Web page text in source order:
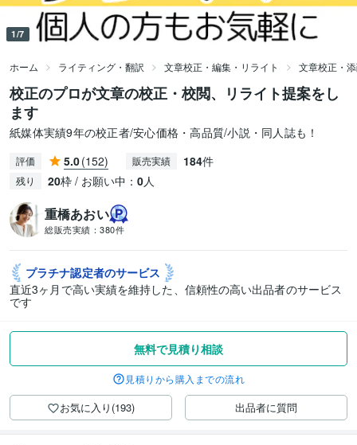
1/7
ホーム ライティング・翻訳 文章校正・編集・リライト 文章校正・
校正のプロが文章の校正・校閲、リライト提案をし
ます
紙媒体実績9年の校正者/安心価格・高品質/小説・同人誌も！
評価 5.0(152) 販売実績 184件
残り 20枠 / お願い中： 0人
重橋あおい
総販売実績： 380件
プラチナ認定者のサービス
直近3ヶ月で高い実績を維持した、信頼性の高い出品者のサービス
です
無料で見積り相談
見積りから購入までの流れ
お気に入り(193) 出品者に質問